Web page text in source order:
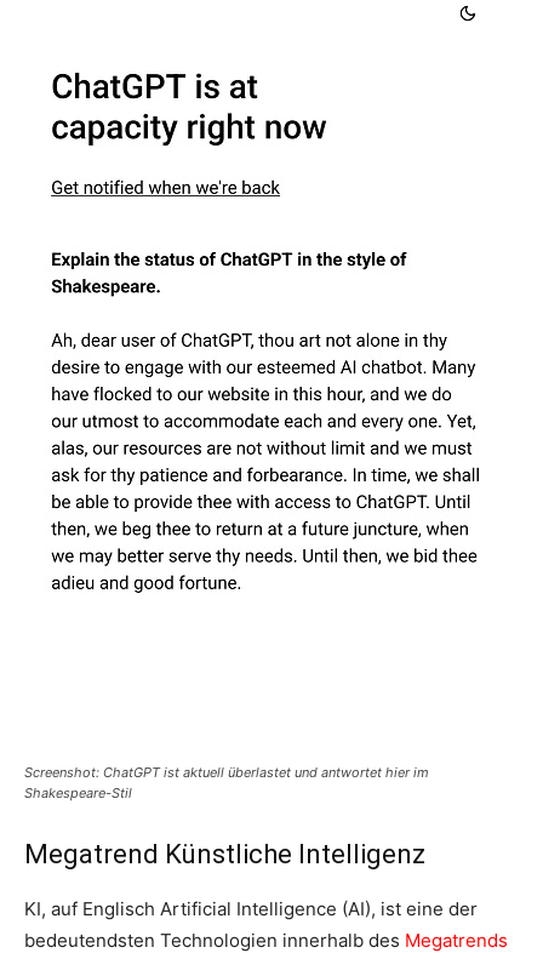
Screenshot: ChatGPT ist aktuell überlastet und antwortet hier im
Shakespeare-Stil
Megatrend Künstliche Intelligenz
KI, auf Englisch Artificial Intelligence (AI), ist eine der
bedeutendsten Technologien innerhalb des Megatrends